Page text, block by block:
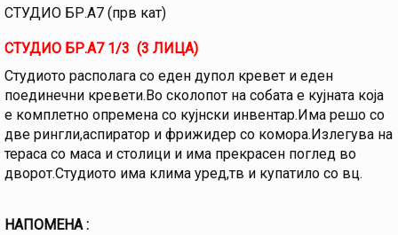
СТУДИО БР.A7 (прв кат)
СТУДИО БР.A7 1/3 (3 ЛИЦА)
Студиото располага со еден дупол кревет и еден
поединечни кревети.Во сколопот на собата е кујната која
е комплетно опремена со кујнски инвентар.Има решо со
две рингли,аспиратор и фрижидер со комора.Излегува на
тераса со маса и столици и има прекрасен поглед во
дворот.Студиото има клима уред,тв и купатило со вц.
НАПОМЕНА :